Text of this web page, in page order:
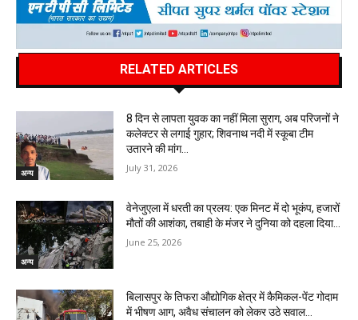
RELATED ARTICLES
अन्य
8 दिन से लापता युवक का नहीं मिला सुराग, अब परिजनों ने
कलेक्टर से लगाई गुहार; शिवनाथ नदी में स्कूबा टीम
उतारने की मांग…
July 31, 2026
अन्य
वेनेजुएला में धरती का प्रलय: एक मिनट में दो भूकंप, हजारों
मौतों की आशंका, तबाही के मंजर ने दुनिया को दहला दिया…
June 25, 2026
बिलासपुर के तिफरा औद्योगिक क्षेत्र में कैमिकल-पेंट गोदाम
में भीषण आग, अवैध संचालन को लेकर उठे सवाल…